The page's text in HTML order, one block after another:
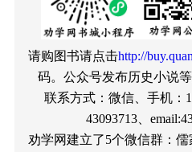
请购图书请点击http://
码。公众号发布历史小说
联系方式：微信、手机：
43093713、
劝学网建立了5个微信群：